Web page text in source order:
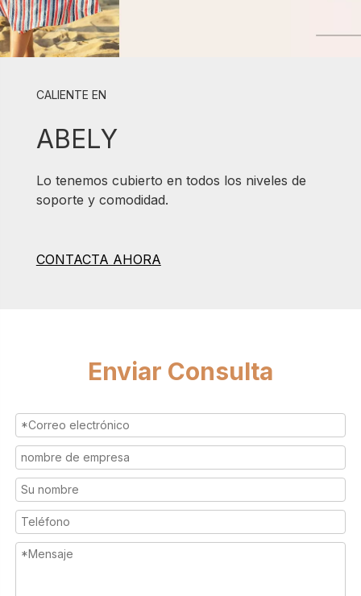
CALIENTE EN
ABELY
Lo tenemos cubierto en todos los niveles de
soporte y comodidad.
CONTACTA AHORA
Enviar Consulta